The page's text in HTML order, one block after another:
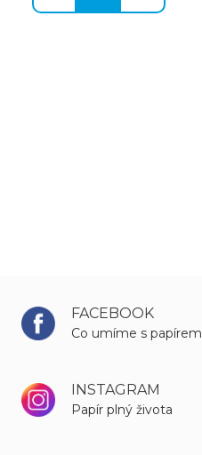
FACEBOOK
Co umíme s papírem
INSTAGRAM
Papír plný života